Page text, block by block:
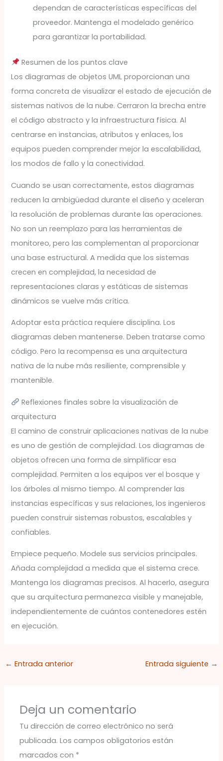
dependan de características específicas del
proveedor. Mantenga el modelado genérico
para garantizar la portabilidad.
Resumen de los puntos clave
Los diagramas de objetos UML proporcionan una
forma concreta de visualizar el estado de ejecución de
sistemas nativos de la nube. Cerraron la brecha entre
el código abstracto y la infraestructura física. Al
centrarse en instancias, atributos y enlaces, los
equipos pueden comprender mejor la escalabilidad,
los modos de fallo y la conectividad.
Cuando se usan correctamente, estos diagramas
reducen la ambigüedad durante el diseño y aceleran
la resolución de problemas durante las operaciones.
No son un reemplazo para las herramientas de
monitoreo, pero las complementan al proporcionar
una base estructural. A medida que los sistemas
crecen en complejidad, la necesidad de
representaciones claras y estáticas de sistemas
dinámicos se vuelve más crítica.
Adoptar esta práctica requiere disciplina. Los
diagramas deben mantenerse. Deben tratarse como
código. Pero la recompensa es una arquitectura
nativa de la nube más resiliente, comprensible y
mantenible.
Reflexiones finales sobre la visualización de
arquitectura
El camino de construir aplicaciones nativas de la nube
es uno de gestión de complejidad. Los diagramas de
objetos ofrecen una forma de simplificar esa
complejidad. Permiten a los equipos ver el bosque y
los árboles al mismo tiempo. Al comprender las
instancias específicas y sus relaciones, los ingenieros
pueden construir sistemas robustos, escalables y
confiables.
Empiece pequeño. Modele sus servicios principales.
Añada complejidad a medida que el sistema crece.
Mantenga los diagramas precisos. Al hacerlo, asegura
que su arquitectura permanezca visible y manejable,
independientemente de cuántos contenedores estén
en ejecución.
← Entrada anterior Entrada siguiente →
Deja un comentario
Tu dirección de correo electrónico no será
publicada. Los campos obligatorios están
marcados con *